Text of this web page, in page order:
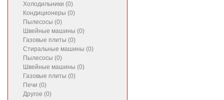
Холодильники (0)
Кондиционеры (0)
Пылесосы (0)
Швейные машины (0)
Газовые плиты (0)
Стиральные машины (0)
Пылесосы (0)
Швейные машины (0)
Газовые плиты (0)
Печи (0)
Другое (0)